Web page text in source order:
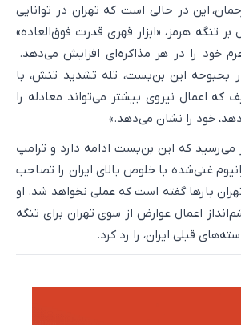
این در حالی است که تهران در توانایی
بر تنگه هرمز، «ابزار قهری قدرت فوق‌العاده»
خود را در هر مذاکره‌ای افزایش می‌دهد.
بحبوحه این بن‌بست، تله تشدید تنش، با
که اعمال نیروی بیشتر می‌تواند معادله را
خود را نشان می‌دهد.»
می‌رسید که این بن‌بست ادامه دارد و ترامپ
غنی‌شده با خلوص بالای ایران را تصاحب
بارها گفته است که عملی نخواهد شد. او
اعمال عوارض از سوی تهران برای تنگه
قبلی ایران، را رد کرد.